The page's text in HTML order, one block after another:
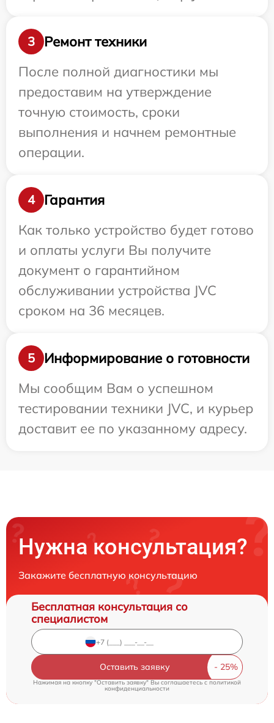
3
Ремонт техники
После полной диагностики мы
предоставим на утверждение
точную стоимость, сроки
выполнения и начнем ремонтные
операции.
4
Гарантия
Как только устройство будет готово
и оплаты услуги Вы получите
документ о гарантийном
обслуживании устройства JVC
сроком на 36 месяцев.
5
Информирование о готовности
Мы сообщим Вам о успешном
тестировании техники JVC, и курьер
доставит ее по указанному адресу.
Нужна консультация?
Закажите бесплатную консультацию
Бесплатная консультация со
специалистом
Оставить заявку
Нажимая на кнопку "Оставить заявку" Вы соглашаетесь cполитикой
конфиденциальности